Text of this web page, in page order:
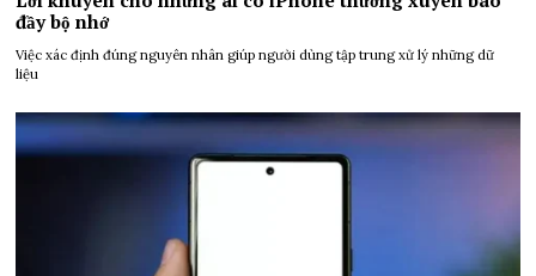
đầy bộ nhớ
Việc xác định đúng nguyên nhân giúp người dùng tập trung xử lý những dữ
liệu